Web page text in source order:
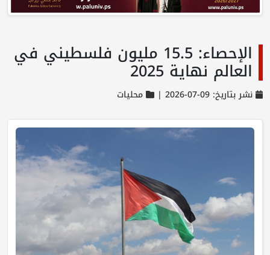
الإحصاء: 15.5 مليون فلسطيني في
العالم نهاية 2025
نشر بتاريخ: 09-07-2026 | محليات